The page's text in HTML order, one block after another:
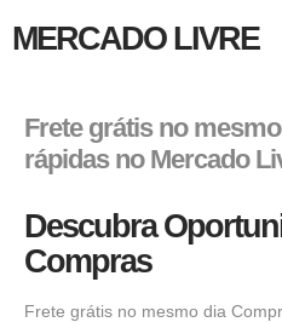
MERCADO LIVRE
Frete grátis no
rápidas no Mercado
Descubra
Compras
Frete grátis no mesmo dia